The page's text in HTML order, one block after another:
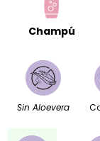
Champú
Sin Aloevera